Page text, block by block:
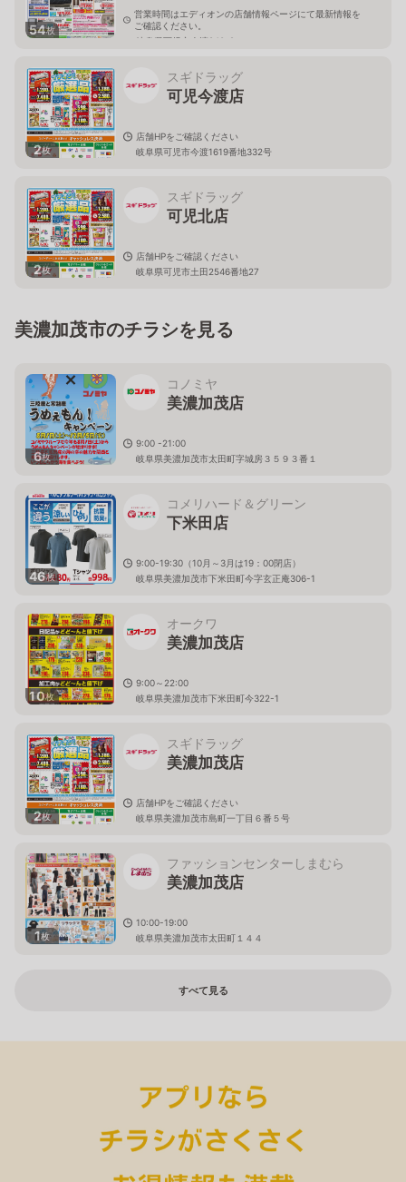
54枚
営業時間はエディオンの店舗情報ページにて最新情報を
ご確認ください。
岐阜県可児市今渡840-2
2枚
スギドラッグ
可児今渡店
店舗HPをご確認ください
岐阜県可児市今渡1619番地332号
2枚
スギドラッグ
可児北店
店舗HPをご確認ください
岐阜県可児市土田2546番地27
美濃加茂市のチラシを見る
6枚
コノミヤ
美濃加茂店
9:00 -21:00
岐阜県美濃加茂市太田町字城房３５９３番１
46枚
コメリハード＆グリーン
下米田店
9:00-19:30（10月～3月は19：00閉店）
岐阜県美濃加茂市下米田町今字玄正庵306-1
10枚
オークワ
美濃加茂店
9:00～22:00
岐阜県美濃加茂市下米田町今322-1
2枚
スギドラッグ
美濃加茂店
店舗HPをご確認ください
岐阜県美濃加茂市島町一丁目６番５号
1枚
ファッションセンターしまむら
美濃加茂店
10:00-19:00
岐阜県美濃加茂市太田町１４４
すべて見る